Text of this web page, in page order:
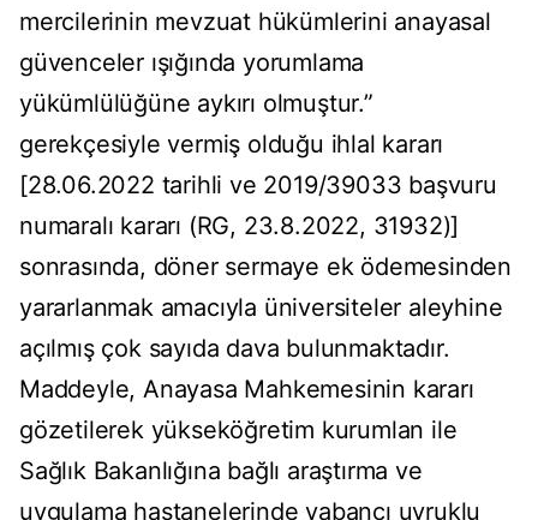
mercilerinin mevzuat hükümlerini anayasal
güvenceler ışığında yorumlama
yükümlülüğüne aykırı olmuştur.”
gerekçesiyle vermiş olduğu ihlal kararı
[28.06.2022 tarihli ve 2019/39033 başvuru
numaralı kararı (RG, 23.8.2022, 31932)]
sonrasında, döner sermaye ek ödemesinden
yararlanmak amacıyla üniversiteler aleyhine
açılmış çok sayıda dava bulunmaktadır.
Maddeyle, Anayasa Mahkemesinin kararı
gözetilerek yükseköğretim kurumlan ile
Sağlık Bakanlığına bağlı araştırma ve
uygulama hastanelerinde yabancı uyruklu